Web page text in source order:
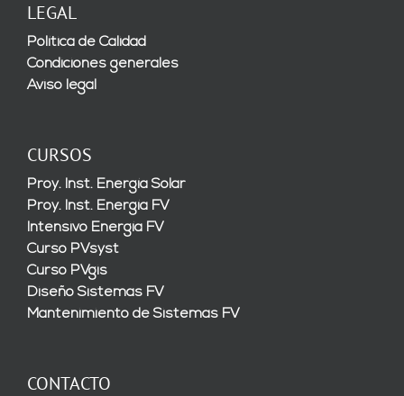
LEGAL
Política de Calidad
Condiciones generales
Aviso legal
CURSOS
Proy. Inst. Energía Solar
Proy. Inst. Energía FV
Intensivo Energía FV
Curso PVsyst
Curso PVgis
Diseño Sistemas FV
Mantenimiento de Sistemas FV
CONTACTO